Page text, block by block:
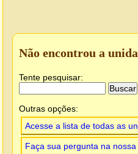
Não encontrou a
Tente pesquisar:
Outras opções:
Acesse a lista de todas as
Faça sua pergunta na